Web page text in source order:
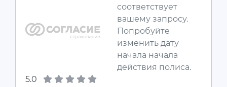
соответствует
вашему запросу.
Попробуйте
изменить дату
начала начала
действия полиса.
5.0